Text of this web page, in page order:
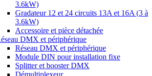
3.6kW)
Gradateur 12 et 24 circuits 13A et 16A (3 à
3.6kW)
Accessoire et pièce détachée
DMX et périphérique
Réseau DMX et périphérique
Module DIN pour installation fixe
Splitter et booster DMX
Démultiplexeur